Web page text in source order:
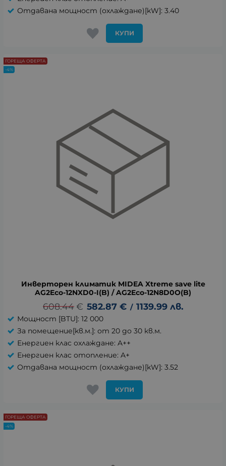
Отдавана мощност (охлаждане)[kW]: 3.40
КУПИ
Инверторен климатик MIDEA Xtreme save lite
AG2Eco-12NXD0-I(B) / AG2Eco-12N8D0O(B)
608.44 € 582.87 € / 1139.99 лв.
Мощност [BTU]: 12 000
За помещение[kв.м.]: от 20 до 30 кв.м.
Енергиен клас охлаждане: A++
Енергиен клас отопление: A+
Отдавана мощност (охлаждане)[kW]: 3.52
КУПИ
ГОРЕЩА ОФЕРТА
-4%
ГОРЕЩА ОФЕРТА
-4%